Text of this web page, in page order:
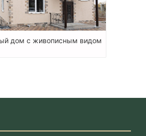
дом с живописным видом